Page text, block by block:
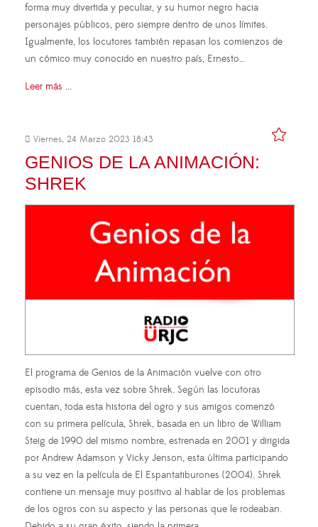
forma muy divertida y peculiar, y su humor negro hacia
personajes públicos, pero siempre dentro de unos límites.
Igualmente, los locutores también repasan los comienzos de
un cómico muy conocido en nuestro país, Ernesto…
Leer más ...
Viernes, 24 Marzo 2023 18:43
GENIOS DE LA ANIMACIÓN:
SHREK
El programa de Genios de la Animación vuelve con otro
episodio más, esta vez sobre Shrek. Según las locutoras
cuentan, toda esta historia del ogro y sus amigos comenzó
con su primera película, Shrek, basada en un libro de William
Steig de 1990 del mismo nombre, estrenada en 2001 y dirigida
por Andrew Adamson y Vicky Jenson, esta última participando
a su vez en la película de El Espantatiburones (2004). Shrek
contiene un mensaje muy positivo al hablar de los problemas
de los ogros con su aspecto y las personas que le rodeaban.